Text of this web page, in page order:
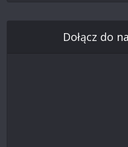
Dołącz do